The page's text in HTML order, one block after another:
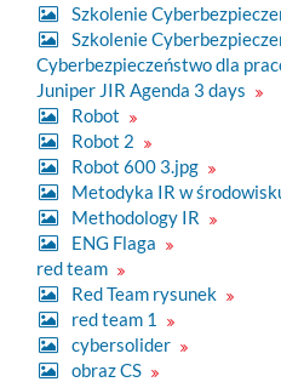
Szkolenie
Szkolenie
Cyberbezpieczeństwo dla
Juniper JIR Agenda 3 days
Robot
Robot 2
Robot 600 3.jpg
Metodyka IR w
Methodology IR
ENG Flaga
red team
Red Team rysunek
red team 1
cybersolider
obraz CS